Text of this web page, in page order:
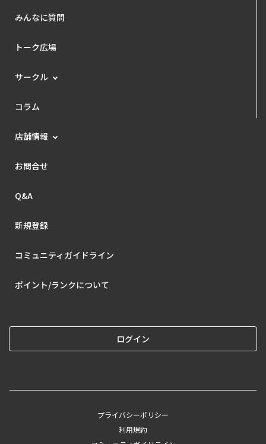
みんなに質問
トーク広場
サークル
コラム
店舗情報
お問合せ
Q&A
新規登録
コミュニティガイドライン
ポイント/ランクについて
ログイン
プライバシーポリシー
利用規約